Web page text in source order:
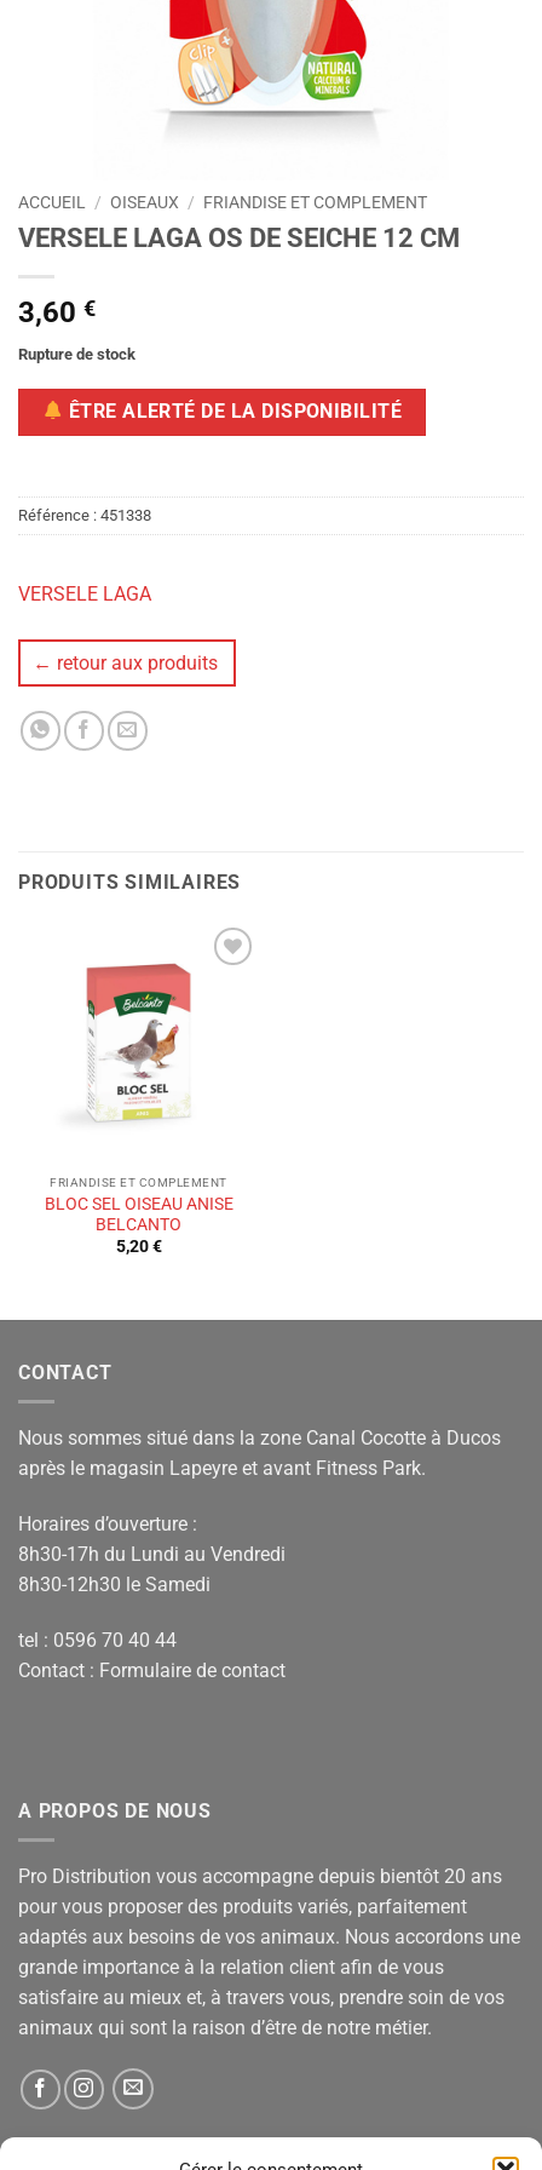
ACCUEIL / OISEAUX / FRIANDISE ET COMPLEMENT
VERSELE LAGA OS DE SEICHE 12 CM
3,60 €
Rupture de stock
ÊTRE ALERTÉ DE LA DISPONIBILITÉ
Référence : 451338
VERSELE LAGA
← retour aux produits
PRODUITS SIMILAIRES
FRIANDISE ET COMPLEMENT
BLOC SEL OISEAU ANISE
BELCANTO
5,20€
CONTACT
Nous sommes situé dans la zone Canal Cocotte à Ducos
après le magasin Lapeyre et avant Fitness Park.
Horaires d’ouverture :
8h30-17h du Lundi au Vendredi
8h30-12h30 le Samedi
tel : 0596 70 40 44
Contact : Formulaire de contact
A PROPOS DE NOUS
Pro Distribution vous accompagne depuis bientôt 20 ans
pour vous proposer des produits variés, parfaitement
adaptés aux besoins de vos animaux. Nous accordons une
grande importance à la relation client afin de vous
satisfaire au mieux et, à travers vous, prendre soin de vos
animaux qui sont la raison d’être de notre métier.